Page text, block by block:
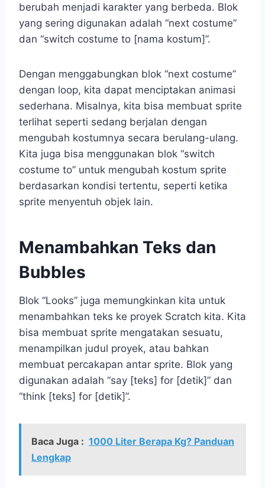
berubah menjadi karakter yang berbeda. Blok
yang sering digunakan adalah “next costume”
dan “switch costume to [nama kostum]”.
Dengan menggabungkan blok “next costume”
dengan loop, kita dapat menciptakan animasi
sederhana. Misalnya, kita bisa membuat sprite
terlihat seperti sedang berjalan dengan
mengubah kostumnya secara berulang-ulang.
Kita juga bisa menggunakan blok “switch
costume to” untuk mengubah kostum sprite
berdasarkan kondisi tertentu, seperti ketika
sprite menyentuh objek lain.
Menambahkan Teks dan
Bubbles
Blok “Looks” juga memungkinkan kita untuk
menambahkan teks ke proyek Scratch kita. Kita
bisa membuat sprite mengatakan sesuatu,
menampilkan judul proyek, atau bahkan
membuat percakapan antar sprite. Blok yang
digunakan adalah “say [teks] for [detik]” dan
“think [teks] for [detik]”.
Baca Juga : 1000 Liter Berapa Kg? Panduan
Lengkap